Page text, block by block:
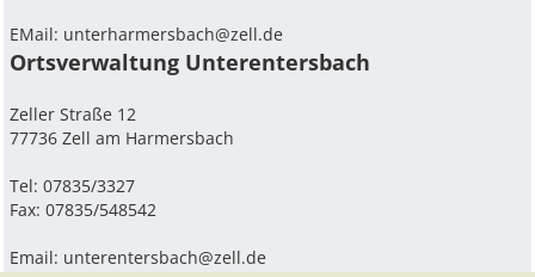
EMail: unterharmersbach@zell.de
Ortsverwaltung Unterentersbach
Zeller Straße 12
77736 Zell am Harmersbach
Tel: 07835/3327
Fax: 07835/548542
Email: unterentersbach@zell.de